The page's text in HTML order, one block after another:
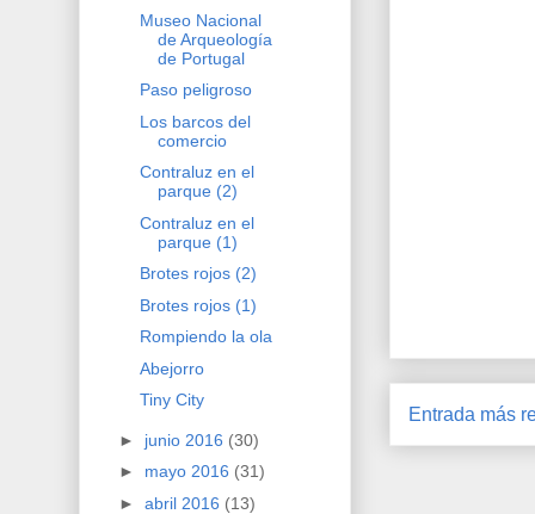
Entrada más
Museo Nacional
de Arqueología
de Portugal
Paso peligroso
Los barcos del
comercio
Contraluz en el
parque (2)
Contraluz en el
parque (1)
Brotes rojos (2)
Brotes rojos (1)
Rompiendo la ola
Abejorro
Tiny City
► junio 2016 (30)
► mayo 2016 (31)
► abril 2016 (13)